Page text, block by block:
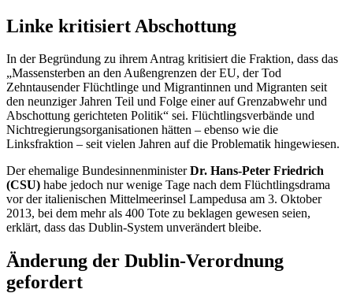
Linke kritisiert Abschottung
In der Begründung zu ihrem Antrag kritisiert die Fraktion, dass das
„Massensterben an den Außengrenzen der EU, der Tod
Zehntausender Flüchtlinge und Migrantinnen und Migranten seit
den neunziger Jahren Teil und Folge einer auf Grenzabwehr und
Abschottung gerichteten Politik“ sei. Flüchtlingsverbände und
Nichtregierungsorganisationen hätten – ebenso wie die
Linksfraktion – seit vielen Jahren auf die Problematik hingewiesen.
Der ehemalige BundesinnenministerDr. Hans-Peter Friedrich
(CSU) habe jedoch nur wenige Tage nach dem Flüchtlingsdrama
vor der italienischen Mittelmeerinsel Lampedusa am 3. Oktober
2013, bei dem mehr als 400 Tote zu beklagen gewesen seien,
erklärt, dass das Dublin-System unverändert bleibe.
Änderung der Dublin-Verordnung
gefordert